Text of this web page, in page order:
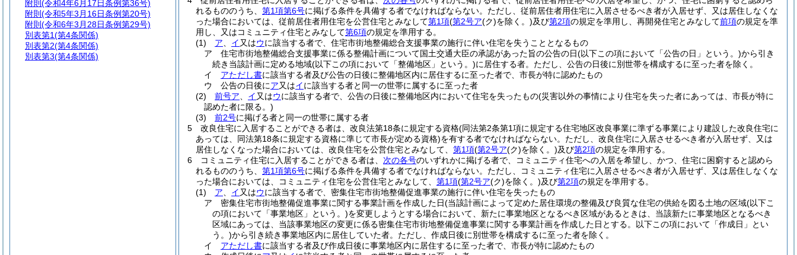
れるもののうち、 第1項第6号に掲げる条件を具備する者でなければならない。 ただし、従前居住者用住宅に入居させるべき者が入居せず、又は居住しなくな
った場合においては、従前居住者用住宅を公営住宅とみなして第1項(第2号ア(ク)を除く。)及び第2項の規定を準用し、再開発住宅とみなして前項の規定を準
用し、又はコミュニティ住宅とみなして第6項の規定を準用する。
(1)
ア イ 又はウに該当する者で、住宅市街地整備総合支援事業の施行に伴い住宅を失うこととなるもの
ア
住宅市街地整備総合支援事業に係る整備計画について国土交通大臣の承認があった旨の公告の日(以下この項において「公告の日」という。)から引き
続き当該計画に定める地域(以下この項において「整備地区」という。)に居住する者。 ただし、公告の日後に別世帯を構成するに至った者を除く。
イ
アただし書に該当する者及び公告の日後に整備地区内に居住するに至った者で、市長が特に認めたもの
ウ
公告の日後にア又はイに該当する者と同一の世帯に属するに至った者
(2)
前号ア イ 又はウに該当する者で、公告の日後に整備地区内において住宅を失ったもの(災害以外の事情により住宅を失った者にあっては、市長が特に
認めた者に限る。)
(3)
前2号に掲げる者と同一の世帯に属する者
5
改良住宅に入居することができる者は、改良法第18条に規定する資格(同法第2条第1項に規定する住宅地区改良事業に準ずる事業により建設した改良住宅に
あっては、同法第18条に規定する資格に準じて市長が定める資格)を有する者でなければならない。 ただし、改良住宅に入居させるべき者が入居せず、又は
居住しなくなった場合においては、改良住宅を公営住宅とみなして、 第1項(第2号ア(ク)を除く。)及び第2項の規定を準用する。
6
コミュニティ住宅に入居することができる者は、 次の各号のいずれかに掲げる者で、コミュニティ住宅への入居を希望し、かつ、住宅に困窮すると認めら
れるもののうち、 第1項第6号に掲げる条件を具備する者でなければならない。 ただし、コミュニティ住宅に入居させるべき者が入居せず、又は居住しなくな
った場合においては、コミュニティ住宅を公営住宅とみなして、 第1項(第2号ア(ク)を除く。)及び第2項の規定を準用する。
(1)
ア イ 又はウに該当する者で、密集住宅市街地整備促進事業の施行に伴い住宅を失ったもの
ア
密集住宅市街地整備促進事業に関する事業計画を作成した日(当該計画によって定めた居住環境の整備及び良質な住宅の供給を図る土地の区域(以下こ
の項において「事業地区」という。)を変更しようとする場合において、新たに事業地区となるべき区域があるときは、当該新たに事業地区となるべき
区域にあっては、当該事業地区の変更に係る密集住宅市街地整備促進事業に関する事業計画を作成した日とする。以下この項において「作成日」とい
う。)から引き続き事業地区内に居住していた者。 ただし、作成日後に別世帯を構成するに至った者を除く。
イ
アただし書に該当する者及び作成日後に事業地区内に居住するに至った者で、市長が特に認めたもの
附則 (令和4年6月17日条例第36号)
附則 (令和5年3月16日条例第20号)
附則 (令和6年3月28日条例第29号)
別表第1(第4条関係)
別表第2(第4条関係)
別表第3(第4条関係)